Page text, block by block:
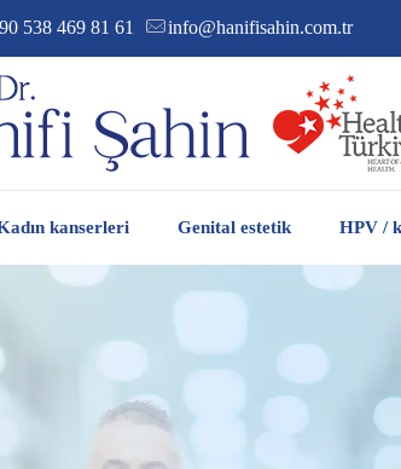
538 469 81 61 info@hanifisahin.com.tr
kanserleri Genital estetik HPV /